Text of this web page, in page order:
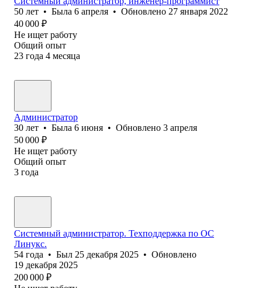
50 лет • Была 6 апреля • Обновлено 27 января 2022
40 000 ₽
Не ищет работу
Общий опыт
23 года 4 месяца
Администратор
30 лет • Была 6 июня • Обновлено 3 апреля
50 000 ₽
Не ищет работу
Общий опыт
3 года
Системный администратор. Техподдержка по ОС
Линукс.
54 года • Был 25 декабря 2025 • Обновлено
19 декабря 2025
200 000 ₽